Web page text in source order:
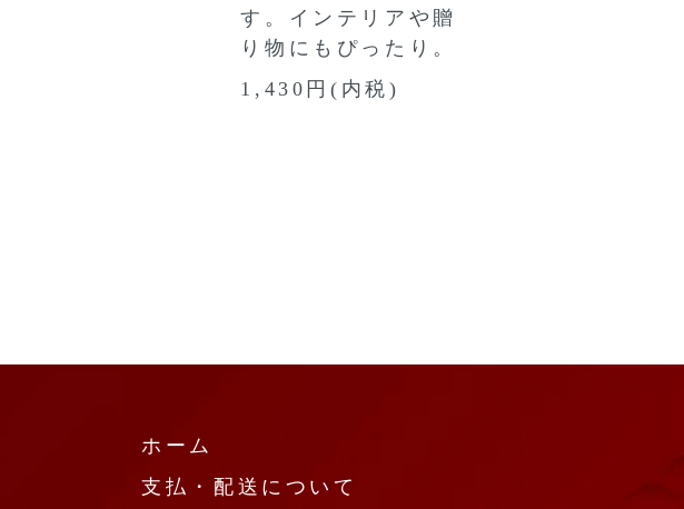
す。インテリアや贈
り物にもぴったり。
1,430円(内税)
ホーム
支払・配送について